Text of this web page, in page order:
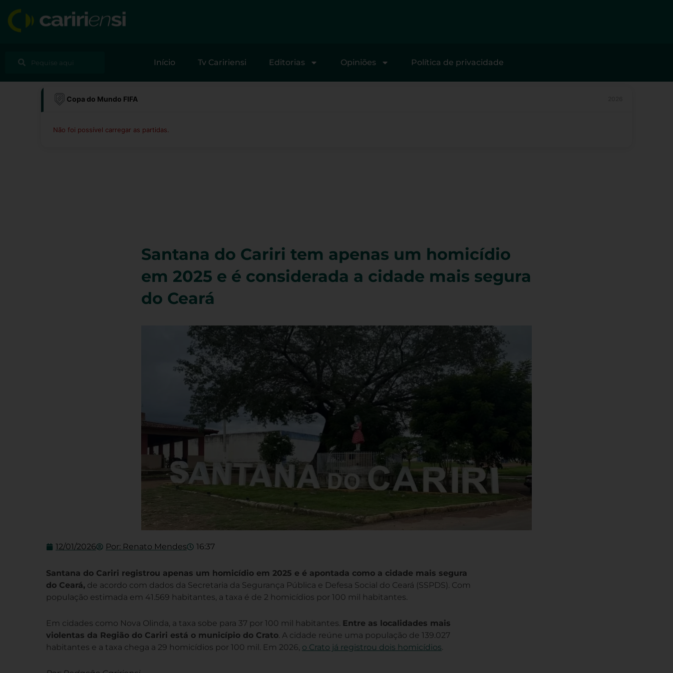
para
Pesquisar
Início Tv Caririensi Editorias Opiniões Política de privacidade
Copa do Mundo FIFA
Não foi possível carregar as partidas.
Santana do Cariri tem apenas um homicídio
em 2025 e é considerada a cidade mais segura
do Ceará
12/01/2026 Por: Renato Mendes 16:37
Santana do Cariri registrou apenas um homicídio em 2025 e é apontada como a cidade mais segura
do Ceará, de acordo com dados da Secretaria da Segurança Pública e Defesa Social do Ceará (SSPDS). Com
população estimada em 41.569 habitantes, a taxa é de 2 homicídios por 100 mil habitantes.
Em cidades como Nova Olinda, a taxa sobe para 37 por 100 mil habitantes. Entre as localidades mais
violentas da Região do Cariri está o município do Crato. A cidade reúne uma população de 139.027
habitantes e a taxa chega a 29 homicídios por 100 mil. Em 2026, o Crato já registrou dois homicídios.